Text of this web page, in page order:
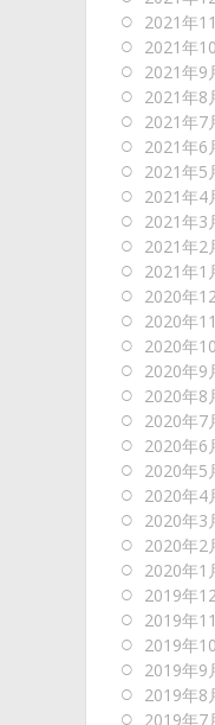
2021年
2021年
2021年9
2021年8
2021年7
2021年6
2021年5
2021年4
2021年3
2021年2
2021年1
2020年
2020年
2020年
2020年9
2020年8
2020年7
2020年6
2020年5
2020年4
2020年3
2020年2
2020年1
2019年
2019年
2019年
2019年9
2019年8
2019年7